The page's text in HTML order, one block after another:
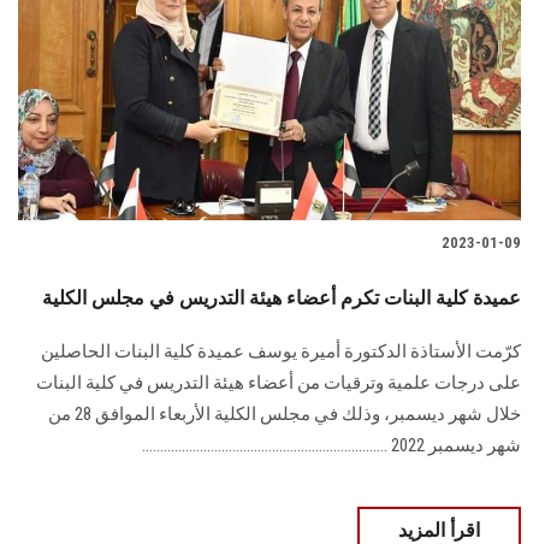
2023-01-09
عميدة كلية البنات تكرم أعضاء هيئة التدريس في مجلس الكلية
كرّمت الأستاذة الدكتورة أميرة يوسف عميدة كلية البنات الحاصلين
على درجات علمية وترقيات من أعضاء هيئة التدريس في كلية البنات
خلال شهر ديسمبر، وذلك في مجلس الكلية الأربعاء الموافق 28 من
شهر ديسمبر 2022 ....................................................................
اقرأ المزيد